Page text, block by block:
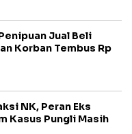
Jual Beli
Korban Tembus Rp
NK, Peran Eks
Kasus Pungli Masih